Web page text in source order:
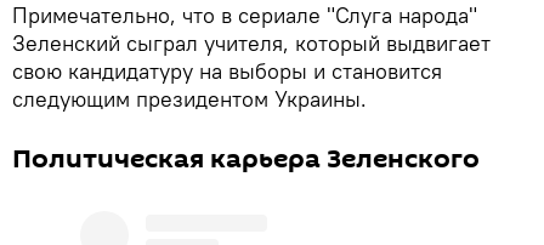
Примечательно, что в сериале "Слуга народа"
Зеленский сыграл учителя, который выдвигает
свою кандидатуру на выборы и становится
следующим президентом Украины.
Политическая карьера Зеленского